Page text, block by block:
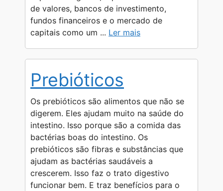
de valores, bancos de investimento,
fundos financeiros e o mercado de
capitais como um ... Ler mais
Prebióticos
Os prebióticos são alimentos que não se
digerem. Eles ajudam muito na saúde do
intestino. Isso porque são a comida das
bactérias boas do intestino. Os
prebióticos são fibras e substâncias que
ajudam as bactérias saudáveis a
crescerem. Isso faz o trato digestivo
funcionar bem. E traz benefícios para o